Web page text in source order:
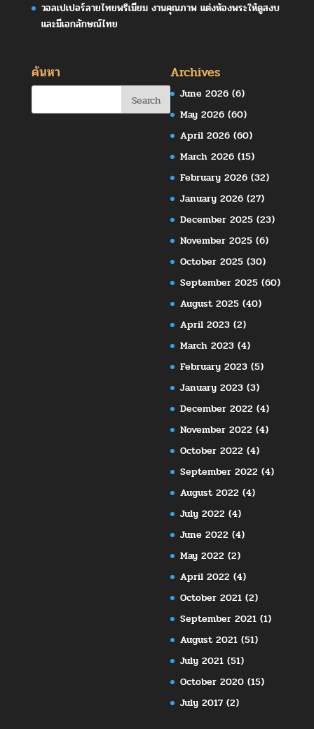
วอลเปเปอร์ลายไทยพรีเมียม งานคุณภาพ แต่งห้องพระให้ดูสงบ
และมีเอกลักษณ์ไทย
ค้นหา Archives
June 2026 (6)
May 2026 (60)
April 2026 (60)
March 2026 (15)
February 2026 (32)
January 2026 (27)
December 2025 (23)
November 2025 (6)
October 2025 (30)
September 2025 (60)
August 2025 (40)
April 2023 (2)
March 2023 (4)
February 2023 (5)
January 2023 (3)
December 2022 (4)
November 2022 (4)
October 2022 (4)
September 2022 (4)
August 2022 (4)
July 2022 (4)
June 2022 (4)
May 2022 (2)
April 2022 (4)
October 2021 (2)
September 2021 (1)
August 2021 (51)
July 2021 (51)
October 2020 (15)
July 2017 (2)